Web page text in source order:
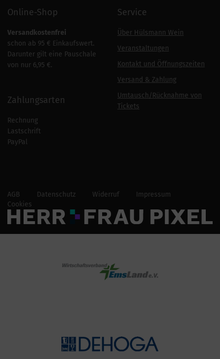
Online-Shop
Versandkostenfrei
schon ab 95 € Einkaufswert.
Darunter gilt eine Pauschale
von nur 6,95 €.
Zahlungsarten
Rechnung
Lastschrift
PayPal
Service
Über Hülsmann Wein
Veranstaltungen
Kontakt und Öffnungszeiten
Versand & Zahlung
Umtausch/Rücknahme von
Tickets
AGB Datenschutz Widerruf
Impressum
Cookies